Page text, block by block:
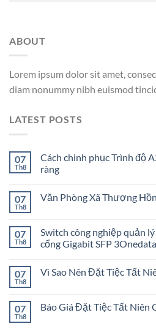
ABOUT
Lorem ipsum dolor sit amet,
diam nonummy nibh euismod
LATEST POSTS
07
Th8
Cách chinh phục Trình độ
ràng
07
Th8
Văn Phòng Xã Thượng
07
Th8
Switch công nghiệp quản
cổng Gigabit SFP
07
Th8
Vì Sao Nên Đặt Tiệc Tất
07
Th8
Báo Giá Đặt Tiệc Tất Niên